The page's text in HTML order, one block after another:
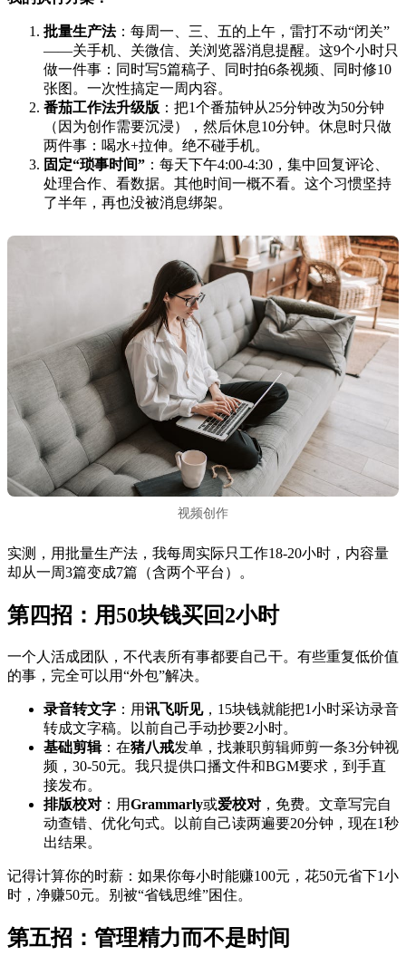
批量生产法：每周一、三、五的上午，雷打不动“闭关”
——关手机、关微信、关浏览器消息提醒。这9个小时只
做一件事：同时写5篇稿子、同时拍6条视频、同时修10
张图。一次性搞定一周内容。
番茄工作法升级版 ：把1个番茄钟从25分钟改为50分钟
（因为创作需要沉浸），然后休息10分钟。休息时只做
两件事：喝水+拉伸。绝不碰手机。
固定“琐事时间” ：每天下午4:00-4:30，集中回复评论、
处理合作、看数据。其他时间一概不看。这个习惯坚持
了半年，再也没被消息绑架。
视频创作
实测，用批量生产法，我每周实际只工作18-20小时，内容量
却从一周3篇变成7篇（含两个平台）。
第四招：用50块钱买回2小时
一个人活成团队，不代表所有事都要自己干。有些重复低价值
的事，完全可以用“外包”解决。
录音转文字 ：用讯飞听见，15块钱就能把1小时采访录音
转成文字稿。以前自己手动抄要2小时。
基础剪辑：在猪八戒发单，找兼职剪辑师剪一条3分钟视
频，30-50元。我只提供口播文件和BGM要求，到手直
接发布。
排版校对 ：用Grammarly或爱校对 ，免费。文章写完自
动查错、优化句式。以前自己读两遍要20分钟，现在1秒
出结果。
记得计算你的时薪：如果你每小时能赚100元，花50元省下1小
时，净赚50元。别被“省钱思维”困住。
第五招：管理精力而不是时间